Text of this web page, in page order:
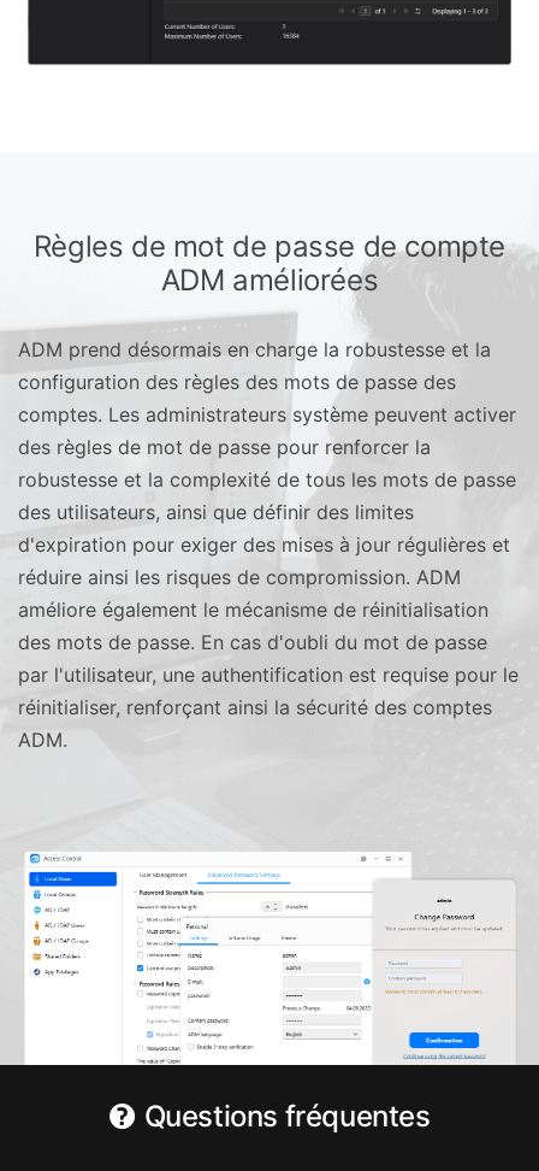
Règles de mot de passe de compte
ADM améliorées
ADM prend désormais en charge la robustesse et la
configuration des règles des mots de passe des
comptes. Les administrateurs système peuvent activer
des règles de mot de passe pour renforcer la
robustesse et la complexité de tous les mots de passe
des utilisateurs, ainsi que définir des limites
d'expiration pour exiger des mises à jour régulières et
réduire ainsi les risques de compromission. ADM
améliore également le mécanisme de réinitialisation
des mots de passe. En cas d'oubli du mot de passe
par l'utilisateur, une authentification est requise pour le
réinitialiser, renforçant ainsi la sécurité des comptes
ADM.
Questions fréquentes